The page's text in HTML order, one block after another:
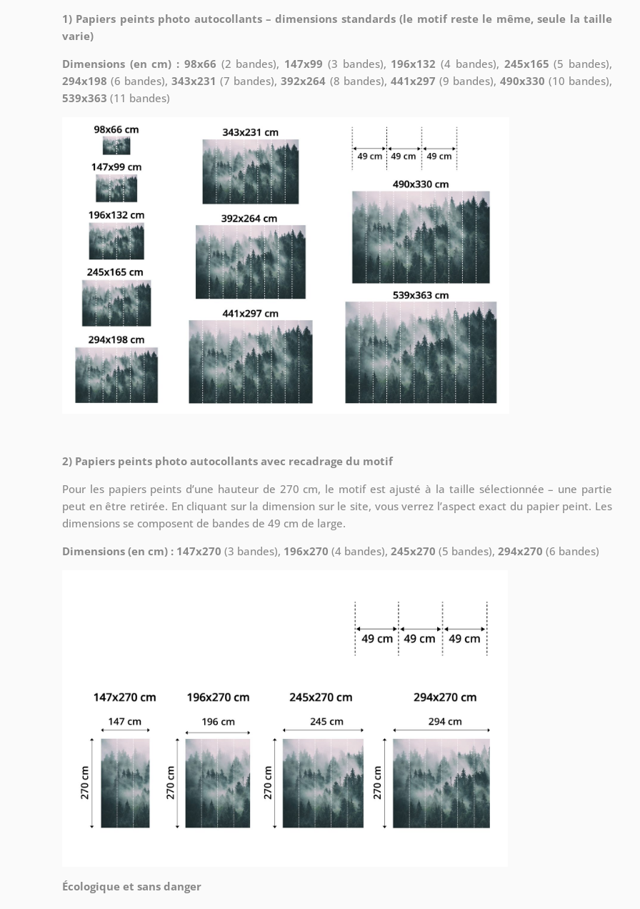
1) Papiers peints photo autocollants – dimensions standards (le motif reste le même, seule la taille
varie)
Dimensions (en cm) : 98x66 (2 bandes), 147x99 (3 bandes), 196x132 (4 bandes), 245x165 (5 bandes),
294x198 (6 bandes),343x231 (7 bandes),392x264 (8 bandes), 441x297 (9 bandes), 490x330 (10 bandes),
539x363 (11 bandes)
2) Papiers peints photo autocollants avec recadrage du motif
Pour les papiers peints d’une hauteur de 270 cm, le motif est ajusté à la taille sélectionnée – une partie
peut en être retirée. En cliquant sur la dimension sur le site, vous verrez l’aspect exact du papier peint. Les
dimensions se composent de bandes de 49 cm de large.
Dimensions (en cm) : 147x270 (3 bandes), 196x270 (4 bandes), 245x270 (5 bandes), 294x270 (6 bandes)
Écologique et sans danger